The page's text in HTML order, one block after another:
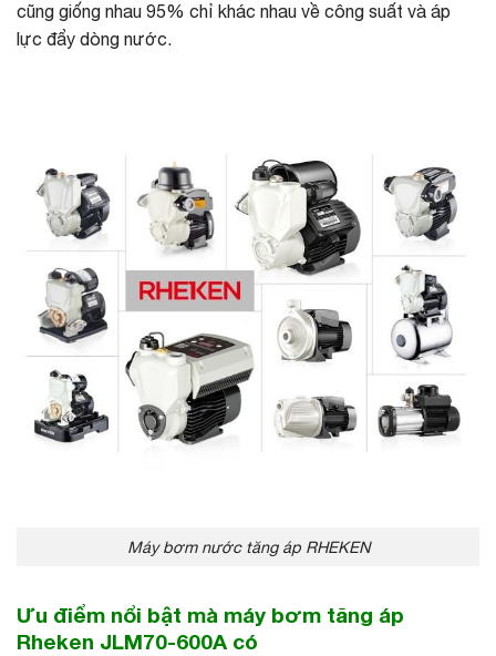
cũng giống nhau 95% chỉ khác nhau về công suất và áp
lực đẩy dòng nước.
Máy bơm nước tăng áp RHEKEN
Ưu điểm nổi bật mà máy bơm tăng áp
Rheken JLM70-600A có